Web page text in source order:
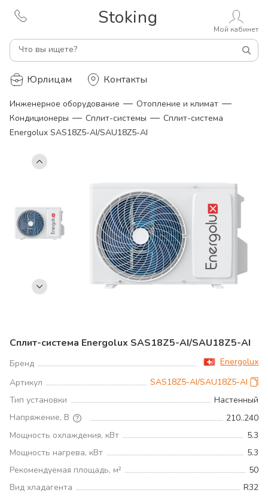
Stoking
Что вы ищете?
Мой кабинет
Юрлицам Контакты
Инженерное оборудование — Отопление и климат —
Кондиционеры — Сплит-системы — Сплит-система
Energolux SAS18Z5-AI/SAU18Z5-AI
Сплит-система Energolux SAS18Z5-AI/SAU18Z5-AI
Бренд
Energolux
Артикул
SAS18Z5-AI/SAU18Z5-AI
Тип установки
Настенный
Напряжение, В
210..240
Мощность охлаждения, кВт
5.3
Мощность нагрева, кВт
5.3
Рекомендуемая площадь, м²
50
Вид хладагента
R32